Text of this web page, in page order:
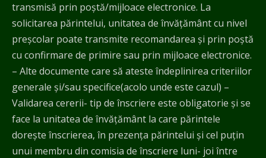
transmisă prin poștă/mijloace electronice. La
solicitarea părintelui, unitatea de învățământ cu nivel
preșcolar poate transmite recomandarea și prin poștă
cu confirmare de primire sau prin mijloace electronice.
– Alte documente care să ateste îndeplinirea criteriilor
generale și/sau specifice(acolo unde este cazul) –
Validarea cererii- tip de înscriere este obligatorie și se
face la unitatea de învățământ la care părintele
dorește înscrierea, în prezența părintelui și cel puțin
unui membru din comisia de înscriere luni- joi între